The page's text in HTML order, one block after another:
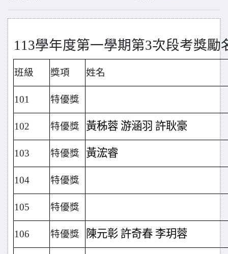
113學年度第一學期第3次段考獎勵
班級 獎項 姓名
101 特優獎
102 特優獎 黃秭蓉 游涵羽 許耿豪
103 特優獎 黃浤睿
104 特優獎
105 特優獎
106 特優獎 陳元彰 許奇春 李玥蓉